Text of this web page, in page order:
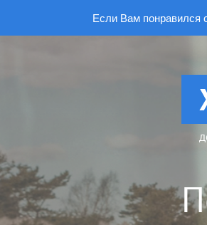
Если Вам понравился